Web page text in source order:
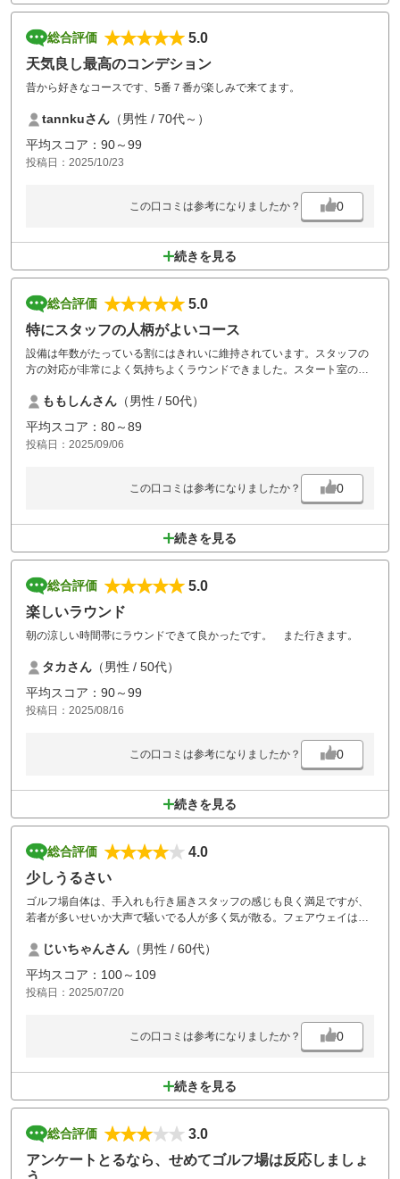
総合評価
5.0
天気良し最高のコンデション
昔から好きなコースです、5番７番が楽しみで来てます。
tannkuさん （男性 / 70代～）
平均スコア：90～99
投稿日：2025/10/23
この口コミは参考になりましたか？ 0
続きを見る
総合評価
5.0
特にスタッフの人柄がよいコース
設備は年数がたっている割にはきれいに維持されています。スタッフの
方の対応が非常によく気持ちよくラウンドできました。スタート室の前
く把握されており非常に安心してラウンドすることができました。コー
スの状態も非常によく広いフェアウェーで気持ちよくショットできるコ
ース、谷や池などがあり戦略的に攻めないといけないコース、ブライン
ドになっており傾斜面から打たないといけないコースなど変化に富んで
ももしんさん （男性 / 50代）
平均スコア：80～89
投稿日：2025/09/06
この口コミは参考になりましたか？ 0
続きを見る
総合評価
5.0
楽しいラウンド
朝の涼しい時間帯にラウンドできて良かったです。 また行きます。
タカさん （男性 / 50代）
平均スコア：90～99
投稿日：2025/08/16
この口コミは参考になりましたか？ 0
続きを見る
総合評価
4.0
少しうるさい
ゴルフ場自体は、手入れも行き届きスタッフの感じも良く満足ですが、
若者が多いせいか大声で騒いでる人が多く気が散る。フェアウェイは仕
た。
たまたまかとも思うが、他のゴルフ場ではなく、国際では毎回なのでマ
ナー注意が必要かも…
気にし過ぎかもですがね…
じいちゃんさん （男性 / 60代）
平均スコア：100～109
投稿日：2025/07/20
この口コミは参考になりましたか？ 0
続きを見る
総合評価
3.0
アンケートとるなら、せめてゴルフ場は反応しましょ